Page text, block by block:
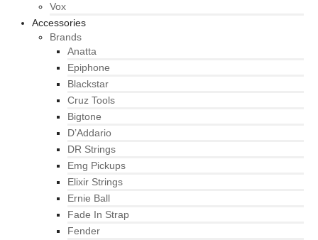
Vox
Accessories
Brands
Anatta
Epiphone
Blackstar
Cruz Tools
Bigtone
D’Addario
DR Strings
Emg Pickups
Elixir Strings
Ernie Ball
Fade In Strap
Fender